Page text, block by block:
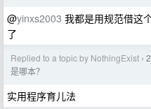
@yinxs2003 我都是用规范借这
了
Replied to a topic by NothingExist ›
是哪本？
实用程序育儿法